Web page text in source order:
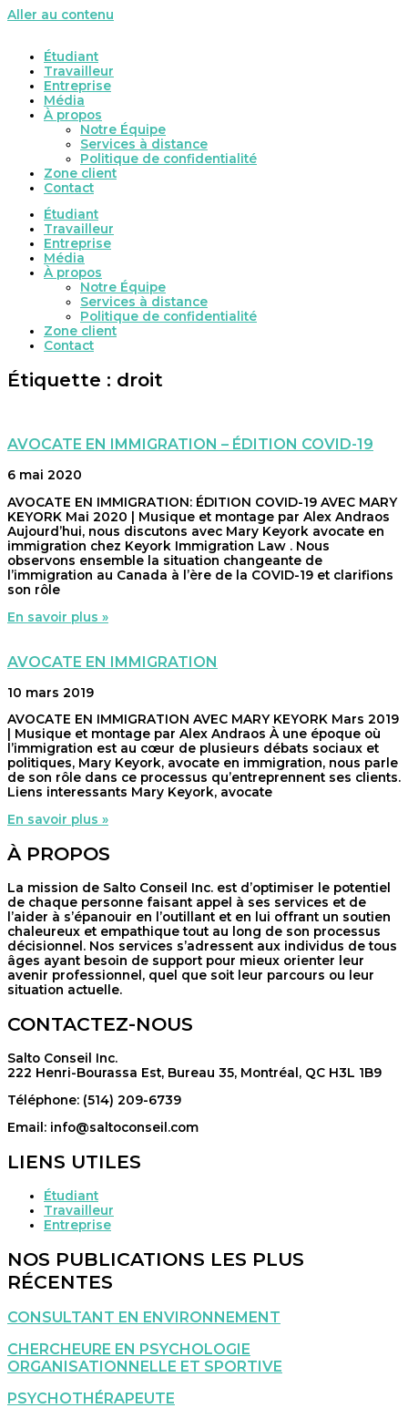
Aller au contenu
Étudiant
Travailleur
Entreprise
Média
À propos
Notre Équipe
Services à distance
Politique de confidentialité
Zone client
Contact
Étudiant
Travailleur
Entreprise
Média
À propos
Notre Équipe
Services à distance
Politique de confidentialité
Zone client
Contact
Étiquette : droit
AVOCATE EN IMMIGRATION – ÉDITION COVID-19
6 mai 2020
AVOCATE EN IMMIGRATION: ÉDITION COVID-19 AVEC MARY
KEYORK Mai 2020 | Musique et montage par Alex Andraos
Aujourd’hui, nous discutons avec Mary Keyork avocate en
immigration chez Keyork Immigration Law . Nous
observons ensemble la situation changeante de
l’immigration au Canada à l’ère de la COVID-19 et clarifions
son rôle
En savoir plus »
AVOCATE EN IMMIGRATION
10 mars 2019
AVOCATE EN IMMIGRATION AVEC MARY KEYORK Mars 2019
| Musique et montage par Alex Andraos À une époque où
l’immigration est au cœur de plusieurs débats sociaux et
politiques, Mary Keyork, avocate en immigration, nous parle
de son rôle dans ce processus qu’entreprennent ses clients.
Liens interessants Mary Keyork, avocate
En savoir plus »
À PROPOS
La mission de Salto Conseil Inc. est d’optimiser le potentiel
de chaque personne faisant appel à ses services et de
l’aider à s’épanouir en l’outillant et en lui offrant un soutien
chaleureux et empathique tout au long de son processus
décisionnel. Nos services s’adressent aux individus de tous
âges ayant besoin de support pour mieux orienter leur
avenir professionnel, quel que soit leur parcours ou leur
situation actuelle.
CONTACTEZ-NOUS
Salto Conseil Inc.
222 Henri-Bourassa Est, Bureau 35, Montréal, QC H3L 1B9
Téléphone: (514) 209-6739
Email: info@saltoconseil.com
LIENS UTILES
Étudiant
Travailleur
Entreprise
NOS PUBLICATIONS LES PLUS
RÉCENTES
CONSULTANT EN ENVIRONNEMENT
CHERCHEURE EN PSYCHOLOGIE
ORGANISATIONNELLE ET SPORTIVE
PSYCHOTHÉRAPEUTE